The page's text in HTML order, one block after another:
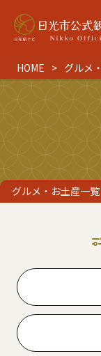
HOME グルメ
グルメ・お土産一覧